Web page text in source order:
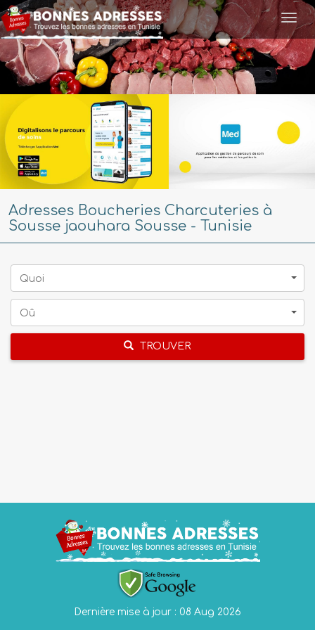
Adresses Boucheries Charcuteries à
Sousse jaouhara Sousse - Tunisie
Quoi
Oû
TROUVER
Dernière mise à jour : 08 Aug 2026